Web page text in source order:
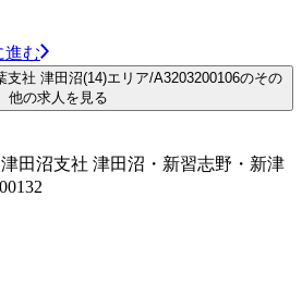
進む
支社 津田沼(14)エリア/A3203200106のその
他の求人を見る
田沼支社 津田沼・新習志野・新津